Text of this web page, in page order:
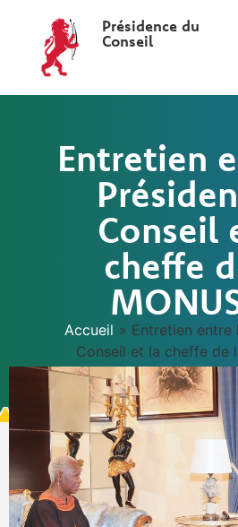
Présidence du
Conseil
Entretien
Conseil
cheffe
Accueil » Entretien entre
Conseil et la cheffe de